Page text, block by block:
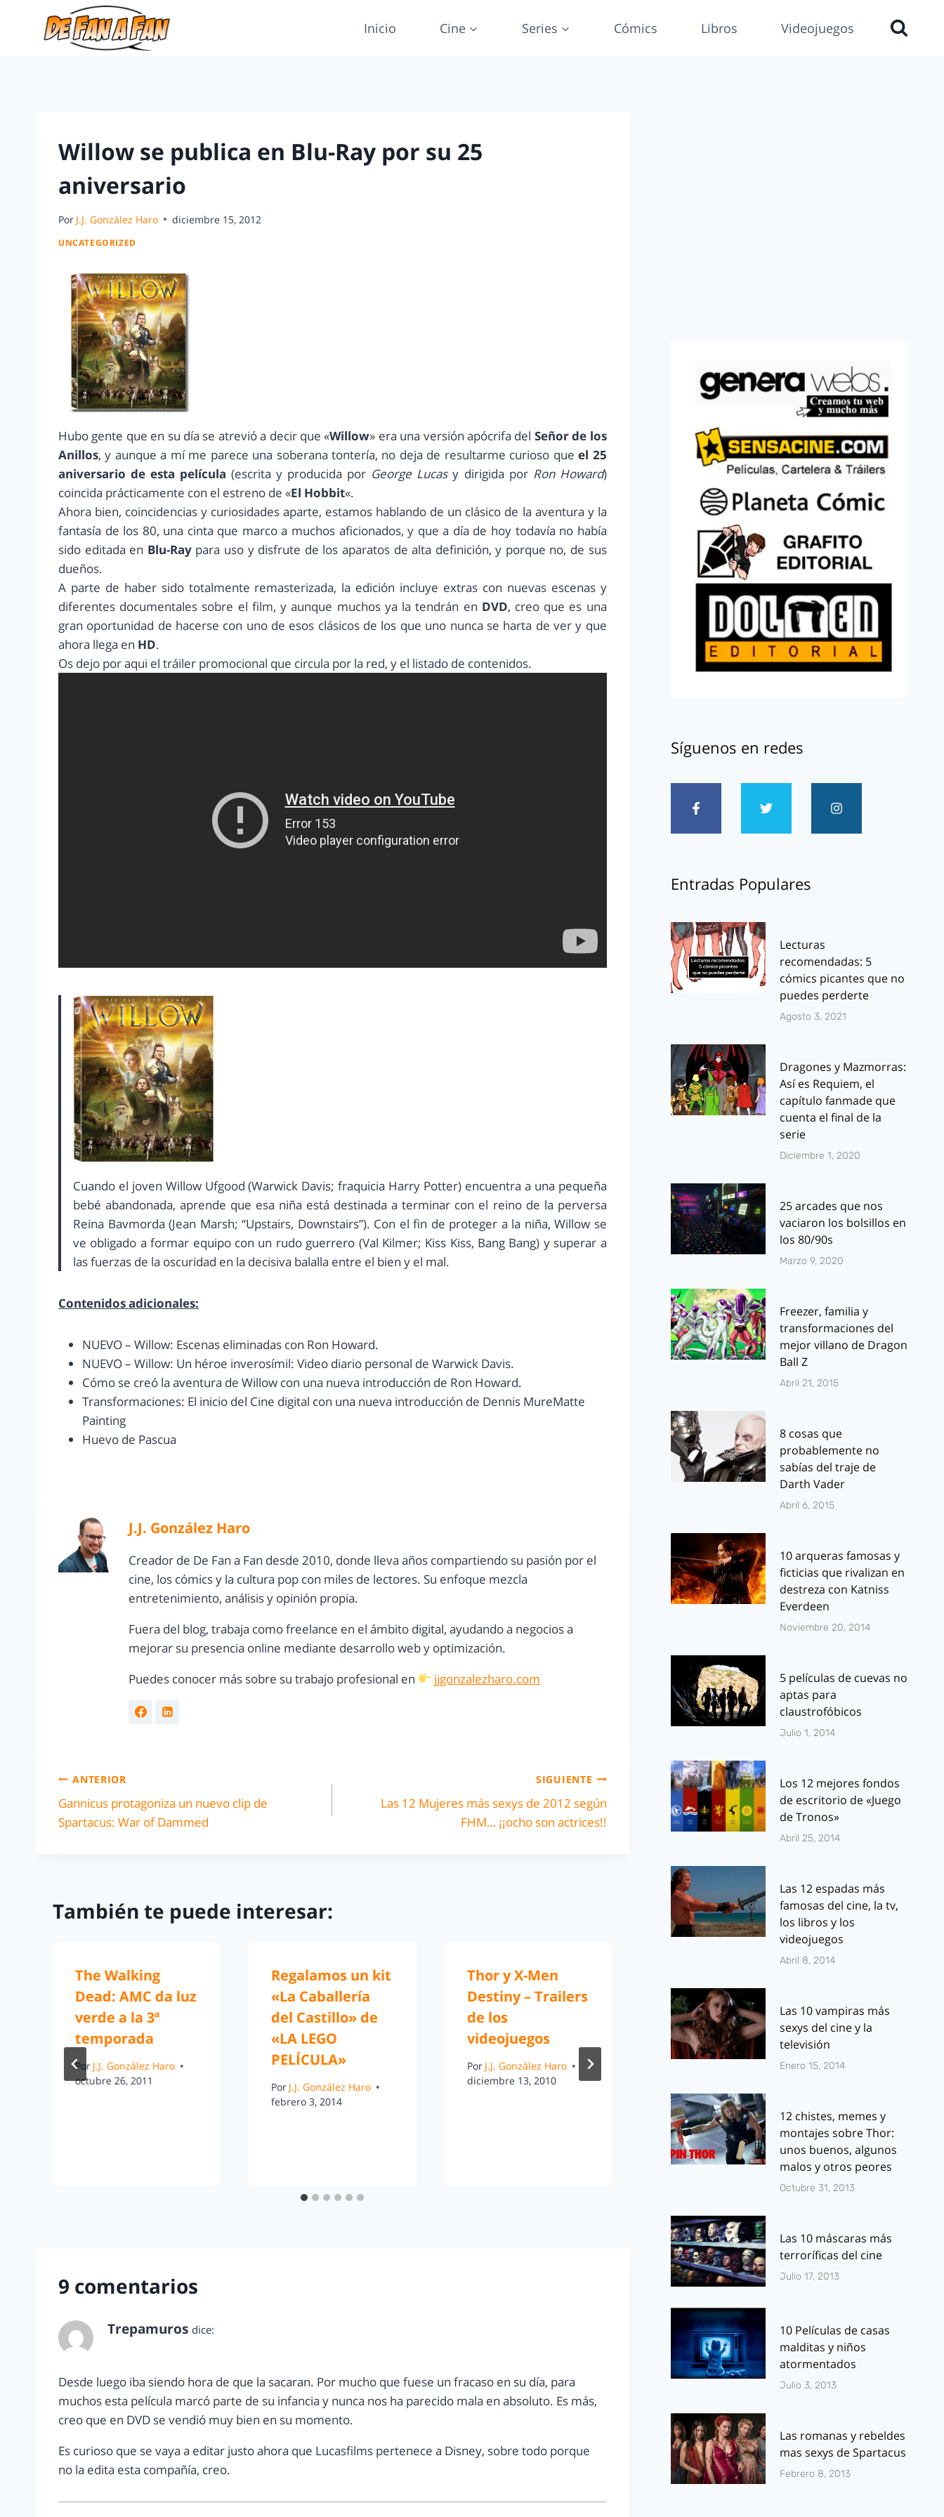
Inicio Cine Series Cómics Libros Videojuegos
Willow se publica en Blu-Ray por su 25
aniversario
Por J.J. González Haro diciembre 15, 2012
UNCATEGORIZED
Hubo gente que en su día se atrevió a decir que «Willow» era una versión apócrifa del Señor de los
Anillos, y aunque a mí me parece una soberana tontería, no deja de resultarme curioso queel 25
aniversario de esta película (escrita y producida por George Lucasy dirigida por Ron Howard)
coincida prácticamente con el estreno de «El Hobbit«.
Ahora bien, coincidencias y curiosidades aparte, estamos hablando de un clásico de la aventura y la
fantasía de los 80, una cinta que marco a muchos aficionados, y que a día de hoy todavía no había
sido editada en Blu-Raypara uso y disfrute de los aparatos de alta definición, y porque no, de sus
dueños.
A parte de haber sido totalmente remasterizada, la edición incluye extras con nuevas escenas y
diferentes documentales sobre el film, y aunque muchos ya la tendrán en DVD, creo que es una
gran oportunidad de hacerse con uno de esos clásicos de los que uno nunca se harta de ver y que
ahora llega en HD.
Os dejo por aqui el tráiler promocional que circula por la red, y el listado de contenidos.
Cuando el joven Willow Ufgood (Warwick Davis; fraquicia Harry Potter) encuentra a una pequeña
bebé abandonada, aprende que esa niña está destinada a terminar con el reino de la perversa
Reina Bavmorda (Jean Marsh; “Upstairs, Downstairs”). Con el fin de proteger a la niña, Willow se
ve obligado a formar equipo con un rudo guerrero (Val Kilmer; Kiss Kiss, Bang Bang) y superar a
las fuerzas de la oscuridad en la decisiva balalla entre el bien y el mal.
Contenidos adicionales:
NUEVO – Willow: Escenas eliminadas con Ron Howard.
NUEVO – Willow: Un héroe inverosímil: Video diario personal de Warwick Davis.
Cómo se creó la aventura de Willow con una nueva introducción de Ron Howard.
Transformaciones: El inicio del Cine digital con una nueva introducción de Dennis MureMatte
Painting
Huevo de Pascua
J.J. González Haro
Creador de De Fan a Fan desde 2010, donde lleva años compartiendo su pasión por el
cine, los cómics y la cultura pop con miles de lectores. Su enfoque mezcla
entretenimiento, análisis y opinión propia.
Fuera del blog, trabaja como freelance en el ámbito digital, ayudando a negocios a
mejorar su presencia online mediante desarrollo web y optimización.
Puedes conocer más sobre su trabajo profesional en
jjgonzalezharo.com
ANTERIOR
Gannicus protagoniza un nuevo clip de
Spartacus: War of Dammed
SIGUIENTE
Las 12 Mujeres más sexys de 2012 según
FHM… ¡¡ocho son actrices!!
También te puede interesar:
The Walking
Dead: AMC da luz
verde a la 3ª
temporada
PorJ.J. González Haro
octubre 26, 2011
Regalamos un kit
«La Caballería
del Castillo» de
«LA LEGO
PELÍCULA»
Por J.J. González Haro
febrero 3, 2014
Thor y X-Men
Destiny – Trailers
de los
videojuegos
Por J.J. González Haro
diciembre 13, 2010
trabaja ya en un
tercer volumen
de «Batman: El
regreso del
oscuro»
PorJ.J. González Haro
diciembre 4, 2014
a la venta
de abril
9 comentarios
Trepamuros dice:
Desde luego iba siendo hora de que la sacaran. Por mucho que fuese un fracaso en su día, para
muchos esta película marcó parte de su infancia y nunca nos ha parecido mala en absoluto. Es más,
creo que en DVD se vendió muy bien en su momento.
Es curioso que se vaya a editar justo ahora que Lucasfilms pertenece a Disney, sobre todo porque
no la edita esta compañía, creo.
Síguenos en redes
Entradas Populares
Lecturas
recomendadas: 5
cómics picantes que no
puedes perderte
Agosto 3, 2021
Dragones y Mazmorras:
Así es Requiem, el
capítulo fanmade que
cuenta el final de la
serie
Diciembre 1, 2020
25 arcades que nos
vaciaron los bolsillos en
los 80/90s
Marzo 9, 2020
Freezer, familia y
transformaciones del
mejor villano de Dragon
Ball Z
Abril 21, 2015
8 cosas que
probablemente no
sabías del traje de
Darth Vader
Abril 6, 2015
10 arqueras famosas y
ficticias que rivalizan en
destreza con Katniss
Everdeen
Noviembre 20, 2014
5 películas de cuevas no
aptas para
claustrofóbicos
Julio 1, 2014
Los 12 mejores fondos
de escritorio de «Juego
de Tronos»
Abril 25, 2014
Las 12 espadas más
famosas del cine, la tv,
los libros y los
videojuegos
Abril 8, 2014
Las 10 vampiras más
sexys del cine y la
televisión
Enero 15, 2014
12 chistes, memes y
montajes sobre Thor:
unos buenos, algunos
malos y otros peores
Octubre 31, 2013
Las 10 máscaras más
terroríficas del cine
Julio 17, 2013
10 Películas de casas
malditas y niños
atormentados
Julio 3, 2013
Las romanas y rebeldes
mas sexys de Spartacus
Febrero 8, 2013